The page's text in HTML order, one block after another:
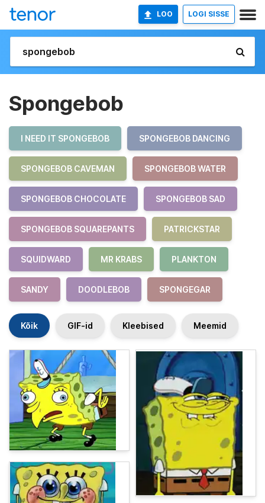
LOO LOGI SISSE
Spongebob
I NEED IT SPONGEBOB SPONGEBOB DANCING
SPONGEBOB CAVEMAN SPONGEBOB WATER
SPONGEBOB CHOCOLATE SPONGEBOB SAD
SPONGEBOB SQUAREPANTS PATRICKSTAR
SQUIDWARD MR KRABS PLANKTON
SANDY DOODLEBOB SPONGEGAR
Kõik GIF-id Kleebised Meemid